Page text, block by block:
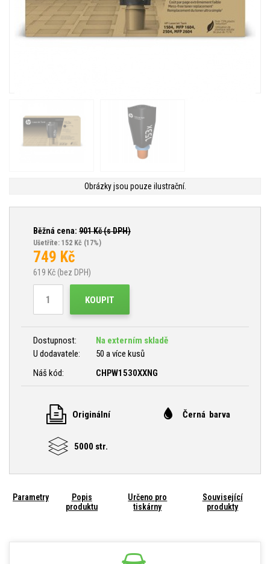
Obrázky jsou pouze ilustrační.
Běžná cena: 901Kč (s DPH)
Ušetříte: 152 Kč (17%)
749 Kč
619 Kč (bez DPH)
KOUPIT
Dostupnost:
Na externím skladě
U dodavatele:
50 a více kusů
Náš kód:
CHPW1530XXNG
Originální Černá barva
5000 str.
Parametry
Popis
produktu
Určeno pro
tiskárny
Související
produkty